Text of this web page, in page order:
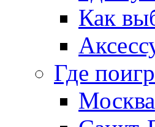
Как
Где
Москва